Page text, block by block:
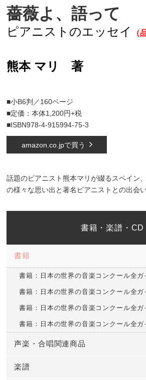
薔薇よ、語って
ピアニストのエッセイ （
熊本 マリ 著
■小B6判／160ページ
■定価：本体1,200円+税
■ISBN978-4-915994-75-3
amazon.co.jpで買う
話題のピアニスト熊本マリが綴るスペイン
の様々な思い出と著名ピアニストとの出会
書籍・楽譜・CD
書籍
書籍：日本の世界の音楽コンクール全ガ
書籍：日本の世界の音楽コンクール全ガ
書籍：日本の世界の音楽コンクール全ガ
書籍：日本の世界の音楽コンクール全ガ
声楽・合唱関連商品
楽譜